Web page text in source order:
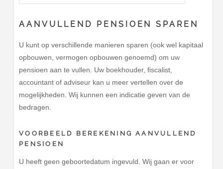
AANVULLEND PENSIOEN SPAREN
U kunt op verschillende manieren sparen (ook wel kapitaal
opbouwen, vermogen opbouwen genoemd) om uw
pensioen aan te vullen. Uw boekhouder, fiscalist,
accountant of adviseur kan u meer vertellen over de
mogelijkheden. Wij kunnen een indicatie geven van de
bedragen.
VOORBEELD BEREKENING AANVULLEND
PENSIOEN
U heeft geen geboortedatum ingevuld. Wij gaan er voor